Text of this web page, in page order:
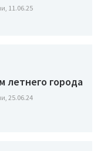
11.06.25
летнего города
25.06.24